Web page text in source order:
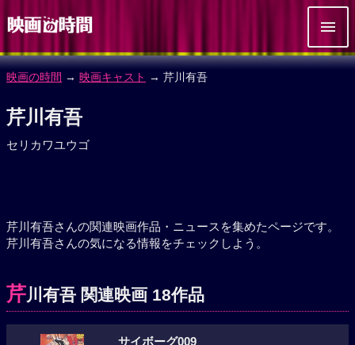
映画の時間 → 映画キャスト → 芹川有吾
芹川有吾
セリカワユウゴ
芹川有吾さんの関連映画作品・ニュースを集めたページです。
芹川有吾さんの気になる情報をチェックしよう。
芹川有吾 関連映画 18作品
サイボーグ009